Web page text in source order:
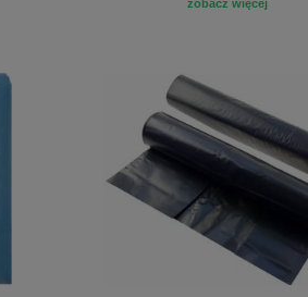
zobacz więcej